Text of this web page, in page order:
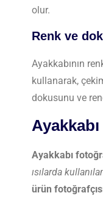
olur.
Renk ve
Ayakkabının
kullanarak,
dokusunu ve
Ayakkabı
ısılarda
ürün